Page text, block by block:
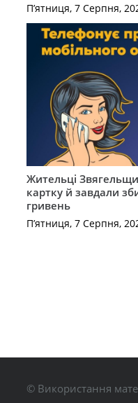
П’ятниця, 7 Серпня,
Жительці
картку й завдали
гривень
П’ятниця, 7 Серпня,
© Використання